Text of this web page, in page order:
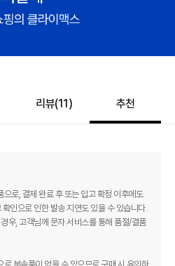
98,000–0=98,000원
리뷰(11) 추천
로, 결제 완료 후 또는 입고 확정 이후에도
인으로 인한 발송 지연도 있을 수 있습니다.
우, 고객님께 문자 서비스를 통해 품절/결품